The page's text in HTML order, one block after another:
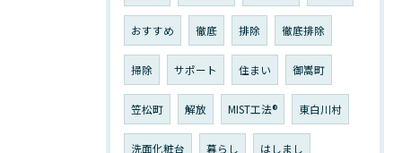
おすすめ 徹底 排除 徹底排除
掃除 サポート 住まい 御嵩町
笠松町 解放 MIST工法®︎ 東白川村
洗面化粧台 暮らし はしまし